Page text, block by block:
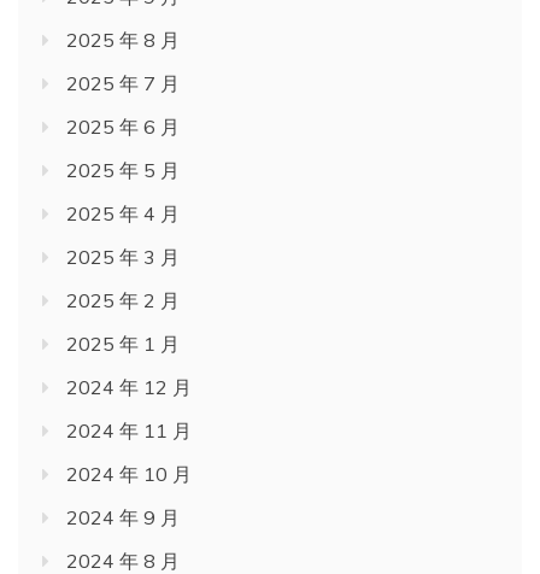
2025 年 8 月
2025 年 7 月
2025 年 6 月
2025 年 5 月
2025 年 4 月
2025 年 3 月
2025 年 2 月
2025 年 1 月
2024 年 12 月
2024 年 11 月
2024 年 10 月
2024 年 9 月
2024 年 8 月